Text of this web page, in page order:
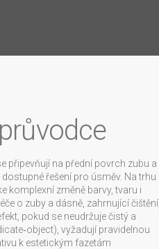
připevňují na přední povrch zubu a
řešení pro úsměv. Na trhu
komplexní změně barvy, tvaru i
o zuby a dásně, zahrnující čištění,
pokud se neudržuje čistý a
vyžadují pravidelnou
k estetickým fazetám